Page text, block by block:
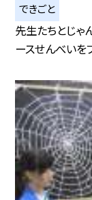
できごと
先生たちとじゃ
ースせんべいを